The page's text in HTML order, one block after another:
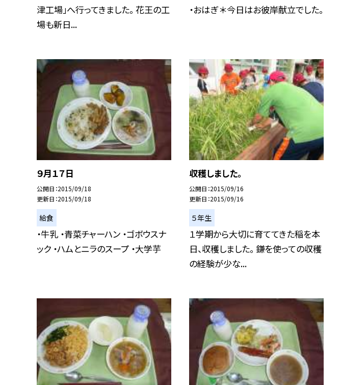
津工場」へ行ってきました。 花王の工
場も新日...
・おはぎ ＊今日はお彼岸献立でした。
９月１７日
公開日 2015/09/18
更新日 2015/09/18
給食
・牛乳 ・青菜チャーハン ・ゴボウスナ
ック ・ハムとニラのスープ ・大学芋
収穫しました。
公開日 2015/09/16
更新日 2015/09/16
５年生
１学期から大切に育ててきた稲を本
日、収穫しました。 鎌を使っての収穫
の経験が少な...